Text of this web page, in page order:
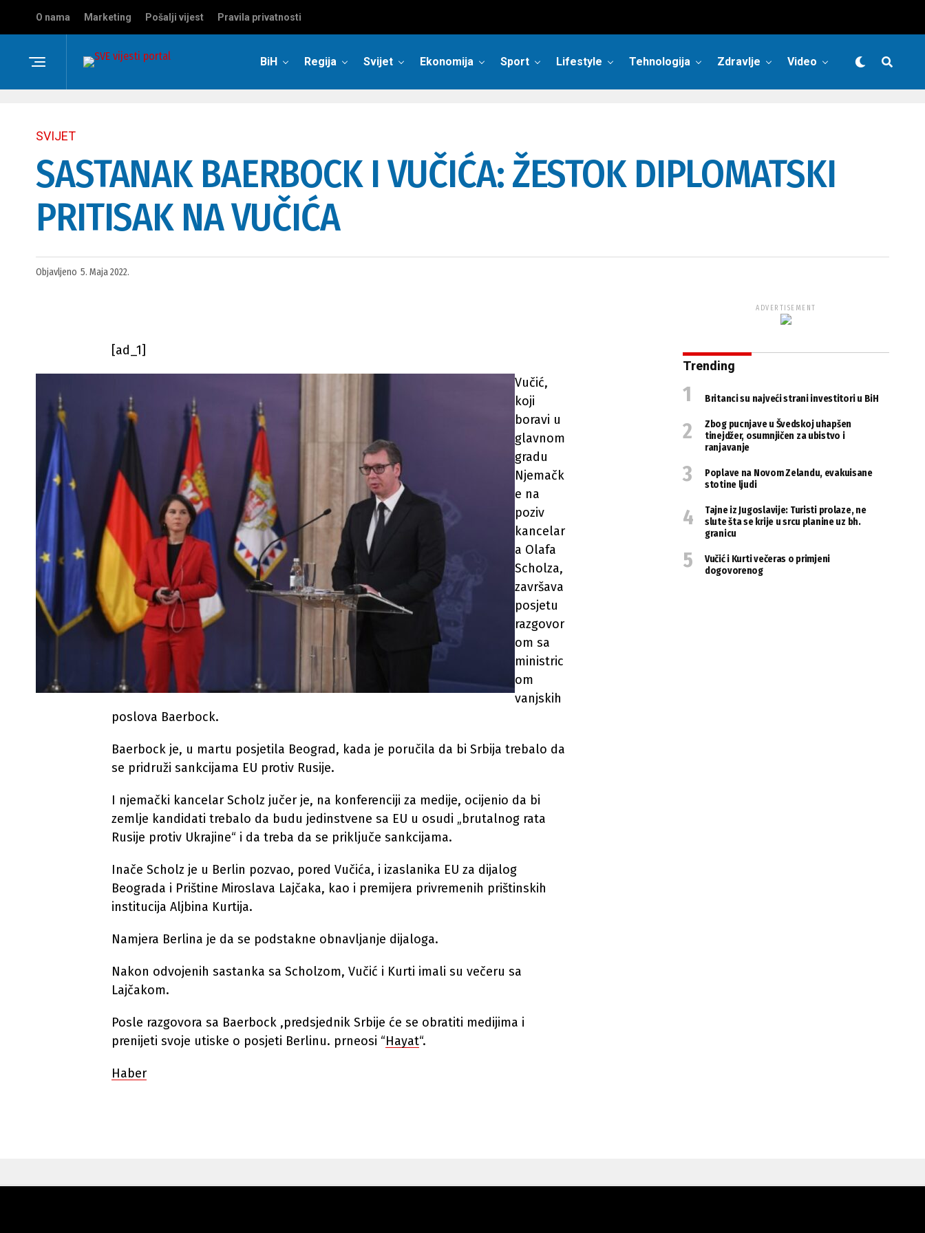
O nama Marketing Pošalji vijest Pravila privatnosti
BiH Regija Svijet Ekonomija Sport Lifestyle Tehnologija Zdravlje Video
SVIJET
SASTANAK BAERBOCK I VUČIĆA: ŽESTOK DIPLOMATSKI
PRITISAK NA VUČIĆA
Objavljeno 5. Maja 2022.
[ad_1]
Vučić,
koji
boravi u
glavnom
gradu
Njemačk
e na
poziv
kancelar
a Olafa
Scholza,
završava
posjetu
razgovor
om sa
ministric
om
vanjskih
poslova Baerbock.
Baerbock je, u martu posjetila Beograd, kada je poručila da bi Srbija trebalo da
se pridruži sankcijama EU protiv Rusije.
I njemački kancelar Scholz jučer je, na konferenciji za medije, ocijenio da bi
zemlje kandidati trebalo da budu jedinstvene sa EU u osudi „brutalnog rata
Rusije protiv Ukrajine“ i da treba da se priključe sankcijama.
Inače Scholz je u Berlin pozvao, pored Vučića, i izaslanika EU za dijalog
Beograda i Prištine Miroslava Lajčaka, kao i premijera privremenih prištinskih
institucija Aljbina Kurtija.
Namjera Berlina je da se podstakne obnavljanje dijaloga.
Nakon odvojenih sastanka sa Scholzom, Vučić i Kurti imali su večeru sa
Lajčakom.
Posle razgovora sa Baerbock ,predsjednik Srbije će se obratiti medijima i
prenijeti svoje utiske o posjeti Berlinu. prneosi “Hayat“.
Haber
ADVERTISEMENT
Trending
Britanci su najveći strani investitori u BiH
Zbog pucnjave u Švedskoj uhapšen
tinejdžer, osumnjičen za ubistvo i
ranjavanje
Poplave na Novom Zelandu, evakuisane
stotine ljudi
Tajne iz Jugoslavije: Turisti prolaze, ne
slute šta se krije u srcu planine uz bh.
granicu
Vučić i Kurti večeras o primjeni
dogovorenog